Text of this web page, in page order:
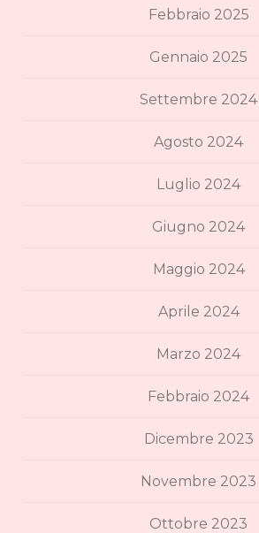
Febbraio 2025
Gennaio 2025
Settembre 2024
Agosto 2024
Luglio 2024
Giugno 2024
Maggio 2024
Aprile 2024
Marzo 2024
Febbraio 2024
Dicembre 2023
Novembre 2023
Ottobre 2023